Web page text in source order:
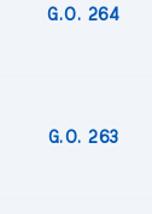
G.O. 264
G.O. 263